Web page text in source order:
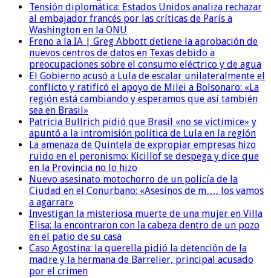
Tensión diplomática: Estados Unidos analiza rechazar
al embajador francés por las críticas de París a
Washington en la ONU
Freno a la IA | Greg Abbott detiene la aprobación de
nuevos centros de datos en Texas debido a
preocupaciones sobre el consumo eléctrico y de agua
El Gobierno acusó a Lula de escalar unilateralmente el
conflicto y ratificó el apoyo de Milei a Bolsonaro: «La
región está cambiando y esperamos que así también
sea en Brasil»
Patricia Bullrich pidió que Brasil «no se victimice» y
apuntó a la intromisión política de Lula en la región
La amenaza de Quintela de expropiar empresas hizo
ruido en el peronismo: Kicillof se despega y dice que
en la Provincia no lo hizo
Nuevo asesinato motochorro de un policía de la
Ciudad en el Conurbano: «Asesinos de m…, los vamos
a agarrar»
Investigan la misteriosa muerte de una mujer en Villa
Elisa: la encontraron con la cabeza dentro de un pozo
en el patio de su casa
Caso Agostina: la querella pidió la detención de la
madre y la hermana de Barrelier, principal acusado
por el crimen